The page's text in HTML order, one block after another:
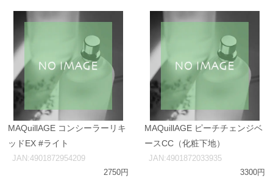
MAQuillAGE コンシーラーリキ
ッドEX #ライト
JAN:4901872954209
2750円
MAQuillAGE ピーチチェンジベ
ースCC（化粧下地）
JAN:4901872033935
3300円